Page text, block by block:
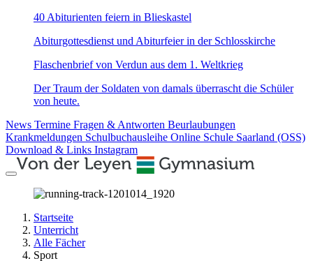
40 Abiturienten feiern in Blieskastel
Abiturgottesdienst und Abiturfeier in der Schlosskirche
Flaschenbrief von Verdun aus dem 1. Weltkrieg
Der Traum der Soldaten von damals überrascht die Schüler
von heute.
News Termine Fragen & Antworten Beurlaubungen
Krankmeldungen Schulbuchausleihe Online Schule Saarland (OSS)
Download & Links Instagram
Startseite
Unterricht
Alle Fächer
Sport